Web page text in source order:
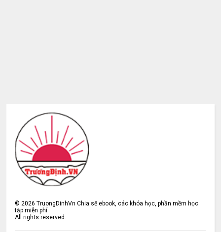
©2026 TruongDinhVn Chia sẽ ebook, các khóa học, phần mềm học
tập miễn phí
All rights reserved.